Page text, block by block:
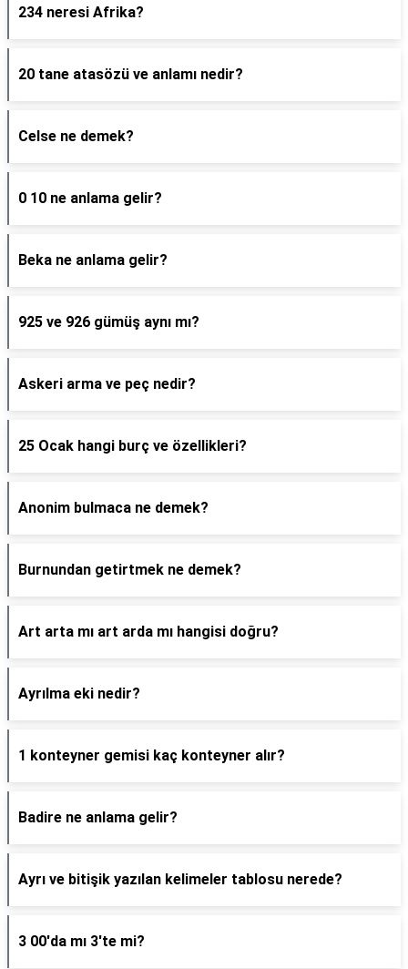
234 neresi Afrika?
20 tane atasözü ve anlamı nedir?
Celse ne demek?
0 10 ne anlama gelir?
Beka ne anlama gelir?
925 ve 926 gümüş aynı mı?
Askeri arma ve peç nedir?
25 Ocak hangi burç ve özellikleri?
Anonim bulmaca ne demek?
Burnundan getirtmek ne demek?
Art arta mı art arda mı hangisi doğru?
Ayrılma eki nedir?
1 konteyner gemisi kaç konteyner alır?
Badire ne anlama gelir?
Ayrı ve bitişik yazılan kelimeler tablosu nerede?
3 00'da mı 3'te mi?